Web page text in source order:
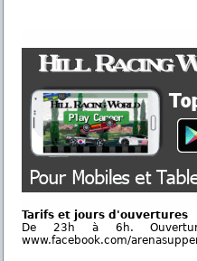
Tarifs et jours d'ouvertures
De 23h à 6h.
www.facebook.com/